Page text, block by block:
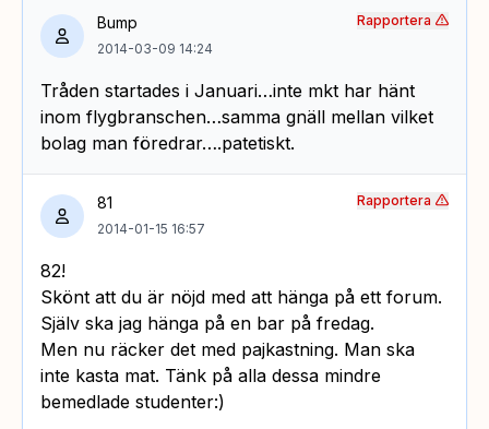
Bump
2014-03-09 14:24
Tråden startades i Januari…inte mkt har hänt
inom flygbranschen…samma gnäll mellan vilket
bolag man föredrar….patetiskt.
Rapportera
81
2014-01-15 16:57
82!
Skönt att du är nöjd med att hänga på ett forum.
Själv ska jag hänga på en bar på fredag.
Men nu räcker det med pajkastning. Man ska
inte kasta mat. Tänk på alla dessa mindre
bemedlade studenter:)
Rapportera